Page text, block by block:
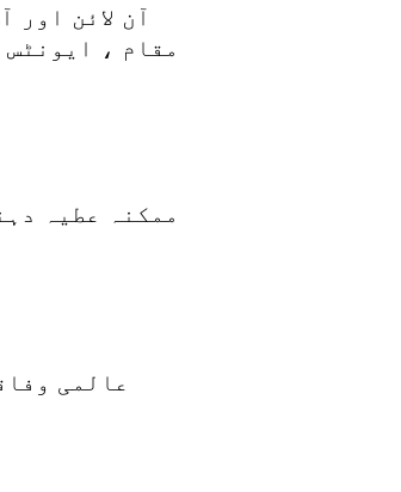
آن لائن اور
مقام ،
ممکنہ عطیہ
عالمی